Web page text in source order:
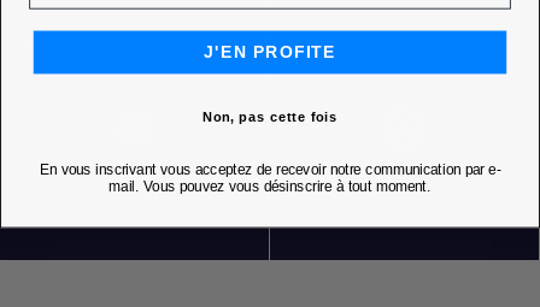
NOS BOUTIQUES
J'EN PROFITE
Non, pas cette fois
En vous inscrivant vous acceptez de recevoir notre communication par e-
mail. Vous pouvez vous désinscrire à tout moment.